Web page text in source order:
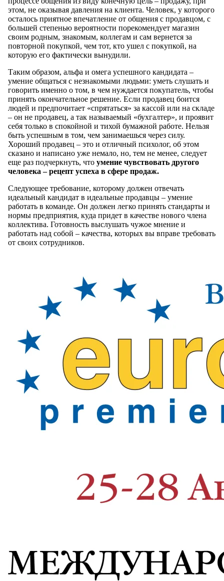
этом, не оказывая давления на клиента. Человек, у которого
осталось приятное впечатление от общения с продавцом, с
большей степенью вероятности порекомендует магазин
своим родным, знакомым, коллегам и сам вернется за
повторной покупкой, чем тот, кто ушел с покупкой, на
которую его фактически вынудили.
Таким образом, альфа и омега успешного кандидата –
умение общаться с незнакомыми людьми: уметь слушать и
говорить именно о том, в чем нуждается покупатель, чтобы
принять окончательное решение. Если продавец боится
людей и предпочитает «спрятаться» за кассой или на складе
– он не продавец, а так называемый «бухгалтер», и проявит
себя только в спокойной и тихой бумажной работе. Нельзя
быть успешным в том, чем занимаешься через силу.
Хороший продавец – это и отличный психолог, об этом
сказано и написано уже немало, но, тем не менее, следует
еще раз подчеркнуть, что умение чувствовать другого
человека – рецепт успеха в сфере продаж.
Следующее требование, которому должен отвечать
идеальный кандидат в идеальные продавцы – умение
работать в команде. Он должен легко принять стандарты и
нормы предприятия, куда придет в качестве нового члена
коллектива. Готовность выслушать чужое мнение и
работать над собой – качества, которых вы вправе требовать
от своих сотрудников.